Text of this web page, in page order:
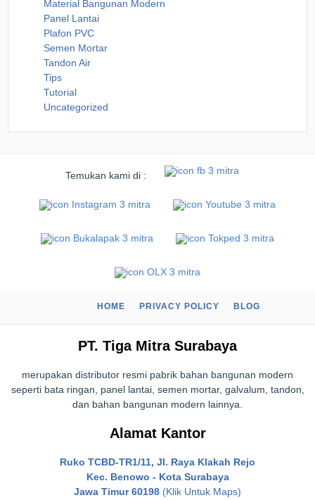
Material Bangunan Modern
Panel Lantai
Plafon PVC
Semen Mortar
Tandon Air
Tips
Tutorial
Uncategorized
Temukan kami di :
HOME PRIVACY POLICY BLOG
PT. Tiga Mitra Surabaya
merupakan distributor resmi pabrik bahan bangunan modern
seperti bata ringan, panel lantai, semen mortar, galvalum, tandon,
dan bahan bangunan modern lainnya.
Alamat Kantor
Ruko TCBD-TR1/11, Jl. Raya Klakah Rejo
Kec. Benowo - Kota Surabaya
Jawa Timur 60198 (Klik Untuk Maps)